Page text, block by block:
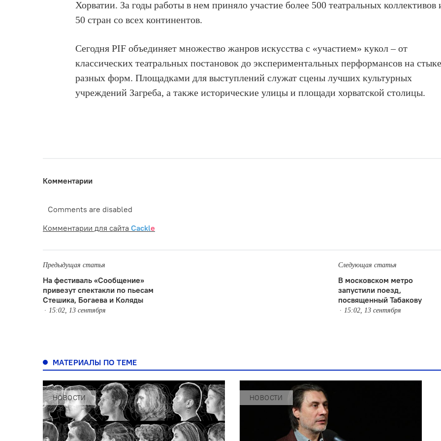
Хорватии. За годы работы в нем приняло участие более 500 театральных коллективов
50 стран со всех континентов.
Сегодня PIF объединяет множество жанров искусства с «участием» кукол – от
классических театральных постановок до экспериментальных перформансов на
разных форм. Площадками для выступлений служат сцены лучших культурных
учреждений Загреба, а также исторические улицы и площади хорватской столицы.
Комментарии
Comments are disabled
Комментарии для сайта Cackle
Предыдущая статья
На фестиваль «Сообщение»
привезут спектакли по пьесам
Стешика, Богаева и Коляды
15:02, 13 сентября
Следующая статья
В московском метро
запустили поезд,
посвященный Табакову
15:02, 13 сентября
МАТЕРИАЛЫ ПО ТЕМЕ
НОВОСТИ НОВОСТИ